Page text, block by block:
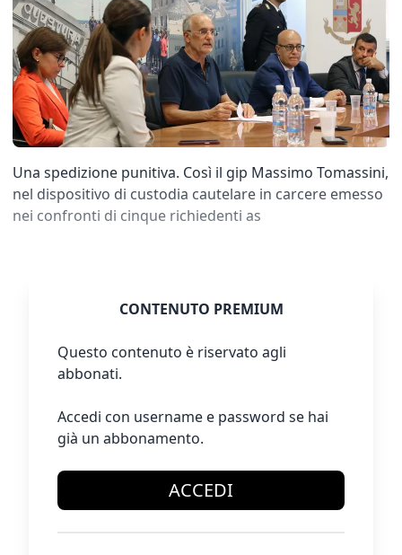
Una spedizione punitiva. Così il gip Massimo Tomassini,
nel dispositivo di custodia cautelare in carcere emesso
nei confronti di cinque richiedenti as
CONTENUTO PREMIUM
Questo contenuto è riservato agli
abbonati.
Accedi con username e password se hai
già un abbonamento.
ACCEDI